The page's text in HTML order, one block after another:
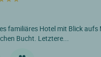
familiäres Hotel mit Blick aufs
Bucht. Letztere...